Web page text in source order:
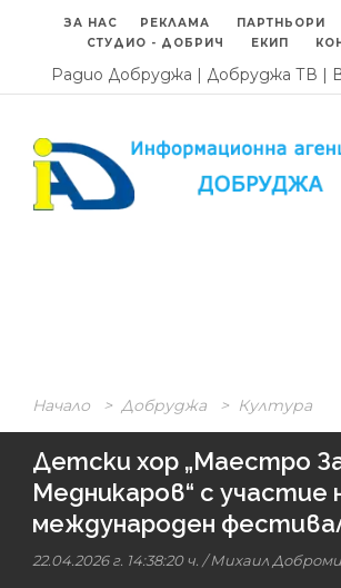
ЗА НАС РЕКЛАМА ПАРТНЬОРИ
СТУДИО - ДОБРИЧ
ЕКИП
Радио Добруджа | Добруджа ТВ |
Начало > Добруджа > Култура
Детски хор „Маестро
Медникаров“ с участие
международен
22.04.2026 г. 14:38:20 ч. /Михаил